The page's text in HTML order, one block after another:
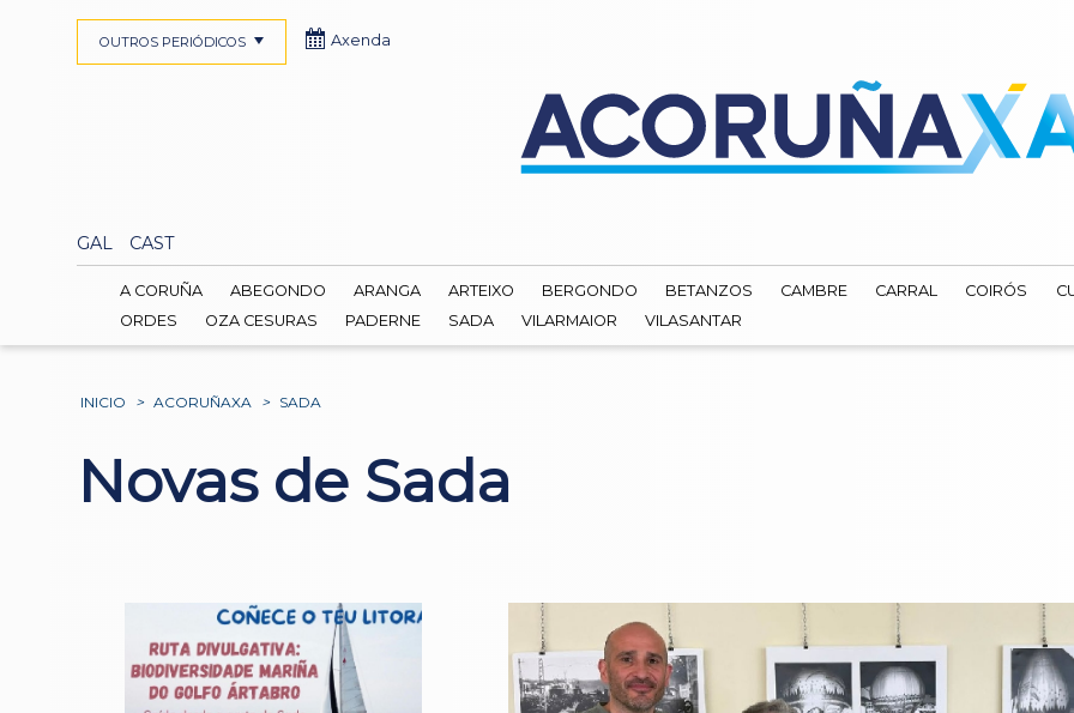
GAL CAST
OUTROS PERIÓDICOS Axenda
A CORUÑA ABEGONDO ARANGA ARTEIXO BERGONDO BETANZOS CAMBRE CARRAL COIRÓS
ORDES
OZA CESURAS PADERNE SADA VILARMAIOR VILASANTAR
INICIO > ACORUÑAXA > SADA
Novas de Sada